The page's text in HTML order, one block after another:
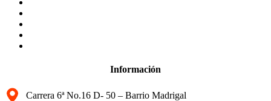
Información
Carrera 6ª No.16 D- 50 – Barrio Madrigal